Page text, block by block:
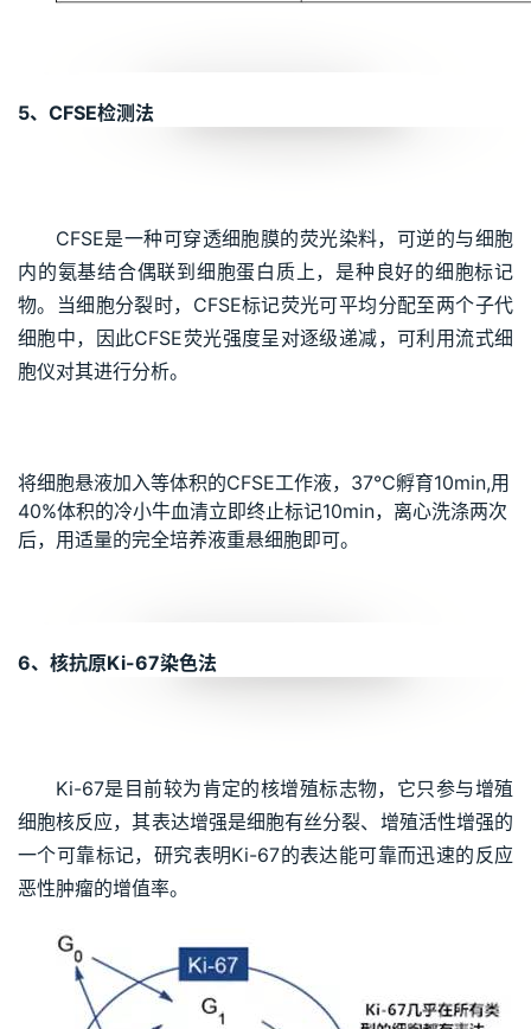
5、CFSE检测法
CFSE是一种可穿透细胞膜的荧光染料，可逆的与细胞
内的氨基结合偶联到细胞蛋白质上，是种良好的细胞标记
物。当细胞分裂时，CFSE标记荧光可平均分配至两个子代
细胞中，因此CFSE荧光强度呈对逐级递减，可利用流式细
胞仪对其进行分析。
将细胞悬液加入等体积的CFSE工作液，37℃孵育10min,用
40%体积的冷小牛血清立即终止标记10min，离心洗涤两次
后，用适量的完全培养液重悬细胞即可。
6、核抗原Ki-67染色法
Ki-67是目前较为肯定的核增殖标志物，它只参与增殖
细胞核反应，其表达增强是细胞有丝分裂、增殖活性增强的
一个可靠标记，研究表明Ki-67的表达能可靠而迅速的反应
恶性肿瘤的增值率。